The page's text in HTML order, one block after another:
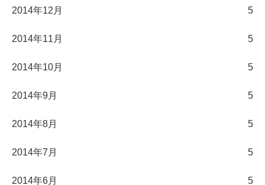
2014年12月 5
2014年11月 5
2014年10月 5
2014年9月 5
2014年8月 5
2014年7月 5
2014年6月 5